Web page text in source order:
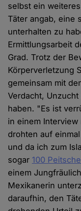
selbst ein
Täter angab, eine
unterhalten zu
Ermittlungsarbeit
Grad. Trotz der
Körperverletzung
gemeinsam mit
Verdacht,
haben. "Es ist
in einem Interview
drohten auf
und da ich zum
sogar 100
einem
Mexikanerin
daraufhin, den